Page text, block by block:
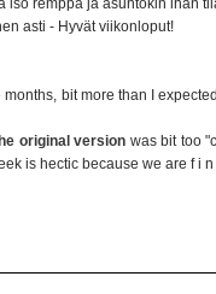
asti - Hyvät viikonloput!
bit more than I
original version was bit too
is hectic because we are f i